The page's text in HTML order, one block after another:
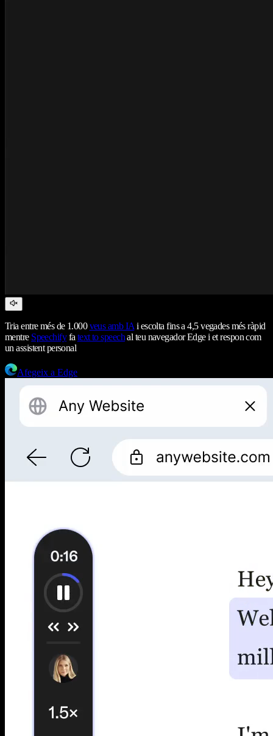
Tria entre més de 1.000veus amb IA i escolta fins a 4,5 vegades més ràpid
mentre Speechifyfa text to speechal teu navegador Edge i et respon com
un assistent personal
Afegeix a Edge